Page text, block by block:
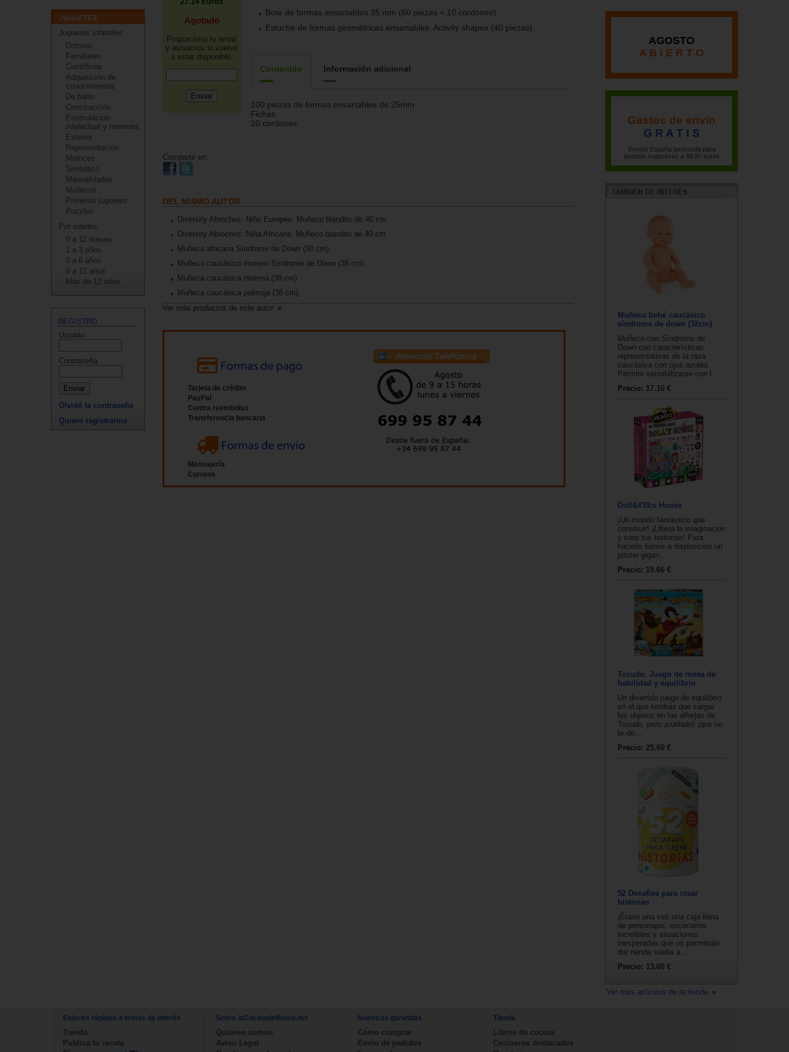
Juguetes infantiles
Dominó
Familiares
Científicos
Adquisición de
conocimientos
De baño
Construcción
Estimulación
intelectual y memoria
Exterior
Representación
Motrices
Simbólico
Manualidades
Muñecos
Primeros juguetes
Puzzles
Por edades:
0 a 12 meses
1 a 3 años
3 a 6 años
6 a 12 años
Más de 12 años
REGISTRO
Usuario
Contraseña
Olvidé la contraseña
Quiero registrarme
Agotado
Proporciona tu email
y avisamos si vuelve
a estar disponible.
Compartir en:
Bote de formas ensartables 35 mm (60 piezas + 10 cordones)
Estuche de formas geométricas ensartables. Activity shapes (40 piezas)
Contenido Información adicional
100 piezas de formas ensartables de 25mm
Fichas
10 cordones
DEL MISMO AUTOR
Diversity Abroches: Niño Europeo. Muñeco blandito de 40 cm
Diversity Abroches: Niña Africana. Muñeco blandito de 40 cm
Muñeca africana Síndrome de Down (38 cm)
Muñeco caucásico moreno Síndrome de Down (38 cm)
Muñeca caucásica morena (38 cm)
Muñeca caucásica pelirroja (38 cm)
Ver más productos de este autor
Tarjeta de crédito
PayPal
Contra reembolso
Transferencia bancaria
Mensajería
Correos
AGOSTO
A B I E R T O
Gastos de envío
G R A T I S
Envíos España península para
pedidos superiores a 49,90 euros
Muñeco bebé caucásico
síndrome de down (32cm)
Muñeco con Síndrome de
Down con características
representativas de la raza
caucásica con ojos azules.
Permite sensibilizarse con l...
Precio: 17.16 €
Doll&#39;s House
¡Un mundo fantástico que
construir! ¡Libera la imaginación
y crea tus historias! Para
hacerlo tienes a disposición un
póster gigan...
Precio: 19.66 €
Tozudo. Juego de mesa de
habilidad y equilibrio
Un divertido juego de equilibrio
en el que tendrás que cargar
los objetos en las alforjas de
Tozudo, pero ¡cuidado! ¡que no
te de...
Precio: 25.60 €
52 Desafíos para crear
historias
¡Érase una vez una caja llena
de personajes, escenarios
increíbles y situaciones
inesperadas que os permitirán
dar rienda suelta a...
Precio: 13.60 €
Ver más artículos de la tienda
Enlaces rápidos a temas de interés
Tienda
Publica tu receta
Sobre laCocinadeMama.net
Quienes somos
Aviso Legal
Nuestras garantías
Cómo comprar
Envío de pedidos
Tienda
Libros de cocina
Cocineros destacados